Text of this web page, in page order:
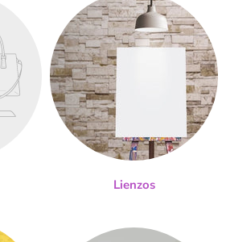
Lienzos